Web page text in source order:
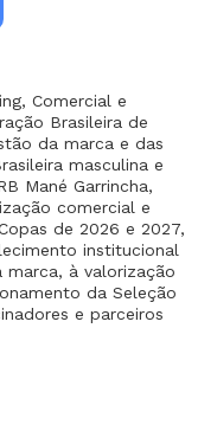
Comercial e
Brasileira de
da marca e das
masculina e
Mané Garrincha,
comercial e
de 2026 e 2027,
institucional
marca, à valorização
da Seleção
e parceiros